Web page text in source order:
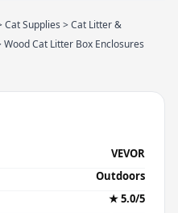
Cat Supplies > Cat Litter &
Cat Litter Box Enclosures
VEVOR
Outdoors
★ 5.0/5